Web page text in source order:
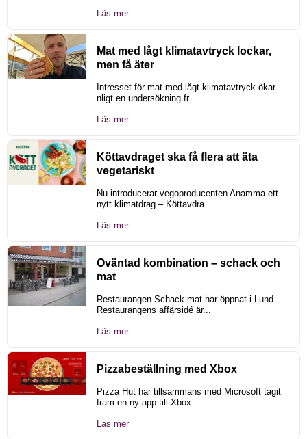
Läs mer
Mat med lågt klimatavtryck lockar,
men få äter
Intresset för mat med lågt klimatavtryck ökar
nligt en undersökning fr...
Läs mer
Köttavdraget ska få flera att äta
vegetariskt
Nu introducerar vegoproducenten Anamma ett
nytt klimatdrag – Köttavdra...
Läs mer
Oväntad kombination – schack och
mat
Restaurangen Schack mat har öppnat i Lund.
Restaurangens affärsidé är...
Läs mer
Pizzabeställning med Xbox
Pizza Hut har tillsammans med Microsoft tagit
fram en ny app till Xbox...
Läs mer